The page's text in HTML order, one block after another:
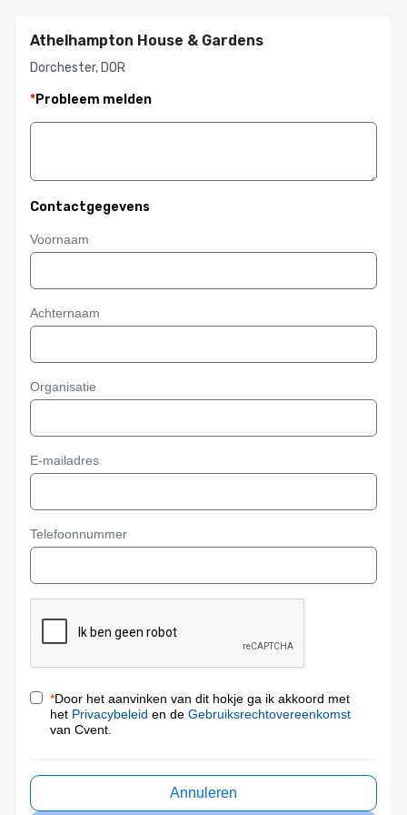
Athelhampton House & Gardens
Dorchester, DOR
*Probleem melden
Contactgegevens
Voornaam
Achternaam
Organisatie
E-mailadres
Telefoonnummer
*Door het aanvinken van dit hokje ga ik akkoord met
het Privacybeleid en de Gebruiksrechtovereenkomst
van Cvent.
Annuleren